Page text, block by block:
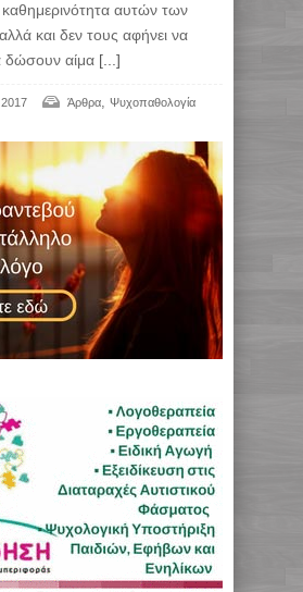
αυτών των
και δεν τους αφήνει να
δώσουν αίμα [...]
2017 Άρθρα, Ψυχοπαθολογία